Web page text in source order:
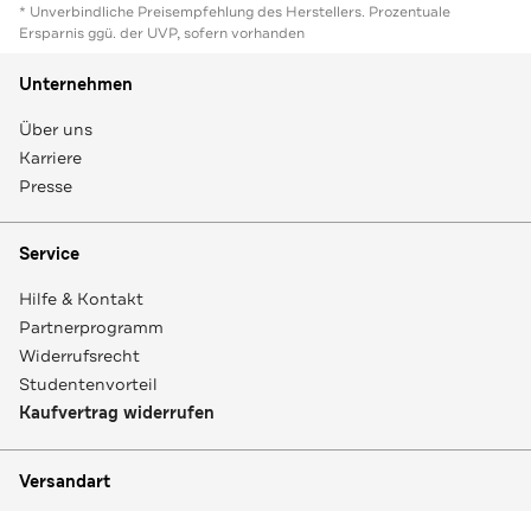
* Unverbindliche Preisempfehlung des Herstellers. Prozentuale
Ersparnis ggü. der UVP, sofern vorhanden
Unternehmen
Über uns
Karriere
Presse
Service
Hilfe & Kontakt
Partnerprogramm
Widerrufsrecht
Studentenvorteil
Kaufvertrag widerrufen
Versandart